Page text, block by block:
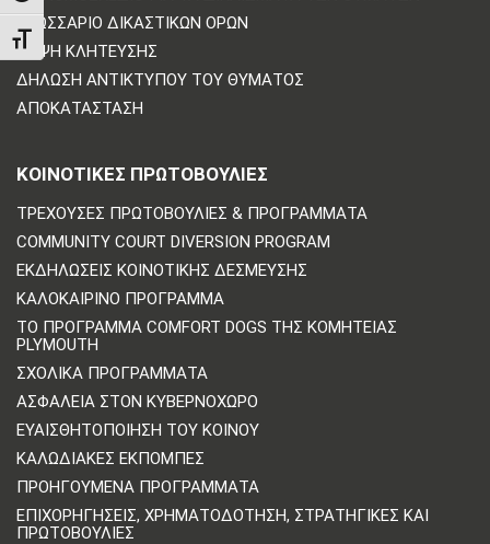
TOGGLE FONT SIZE
ΓΛΩΣΣΆΡΙΟ ΔΙΚΑΣΤΙΚΏΝ ΌΡΩΝ
ΛΉΨΗ ΚΛΉΤΕΥΣΗΣ
ΔΉΛΩΣΗ ΑΝΤΙΚΤΎΠΟΥ ΤΟΥ ΘΎΜΑΤΟΣ
ΑΠΟΚΑΤΆΣΤΑΣΗ
ΚΟΙΝΟΤΙΚΈΣ ΠΡΩΤΟΒΟΥΛΊΕΣ
ΤΡΈΧΟΥΣΕΣ ΠΡΩΤΟΒΟΥΛΊΕΣ & ΠΡΟΓΡΆΜΜΑΤΑ
COMMUNITY COURT DIVERSION PROGRAM
ΕΚΔΗΛΏΣΕΙΣ ΚΟΙΝΟΤΙΚΉΣ ΔΈΣΜΕΥΣΗΣ
ΚΑΛΟΚΑΙΡΙΝΌ ΠΡΌΓΡΑΜΜΑ
ΤΟ ΠΡΌΓΡΑΜΜΑ COMFORT DOGS ΤΗΣ ΚΟΜΗΤΕΊΑΣ
PLYMOUTH
ΣΧΟΛΙΚΆ ΠΡΟΓΡΆΜΜΑΤΑ
ΑΣΦΆΛΕΙΑ ΣΤΟΝ ΚΥΒΕΡΝΟΧΏΡΟ
ΕΥΑΙΣΘΗΤΟΠΟΊΗΣΗ ΤΟΥ ΚΟΙΝΟΎ
ΚΑΛΩΔΙΑΚΈΣ ΕΚΠΟΜΠΈΣ
ΠΡΟΗΓΟΎΜΕΝΑ ΠΡΟΓΡΆΜΜΑΤΑ
ΕΠΙΧΟΡΗΓΉΣΕΙΣ, ΧΡΗΜΑΤΟΔΌΤΗΣΗ, ΣΤΡΑΤΗΓΙΚΈΣ ΚΑΙ
ΠΡΩΤΟΒΟΥΛΊΕΣ